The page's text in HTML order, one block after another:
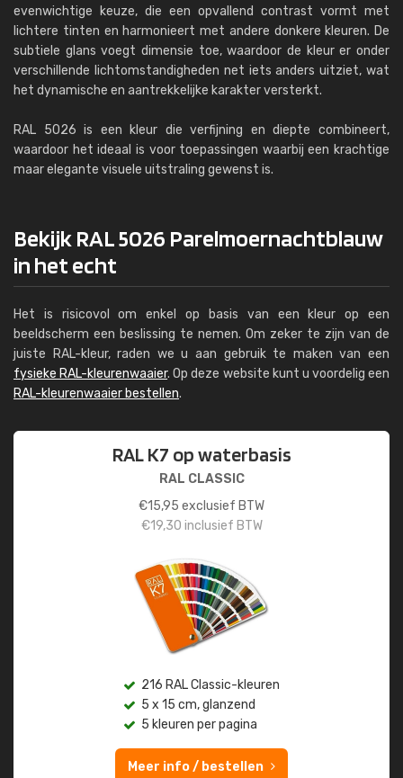
evenwichtige keuze, die een opvallend contrast vormt met
lichtere tinten en harmonieert met andere donkere kleuren. De
subtiele glans voegt dimensie toe, waardoor de kleur er onder
verschillende lichtomstandigheden net iets anders uitziet, wat
het dynamische en aantrekkelijke karakter versterkt.
RAL 5026 is een kleur die verfijning en diepte combineert,
waardoor het ideaal is voor toepassingen waarbij een krachtige
maar elegante visuele uitstraling gewenst is.
Bekijk RAL 5026 Parelmoernachtblauw
in het echt
Het is risicovol om enkel op basis van een kleur op een
beeldscherm een beslissing te nemen. Om zeker te zijn van de
juiste RAL-kleur, raden we u aan gebruik te maken van een
fysieke RAL-kleurenwaaier. Op deze website kunt u voordelig een
RAL-kleurenwaaier bestellen.
RAL K7 op waterbasis
RAL CLASSIC
€15,95 exclusief BTW
€19,30 inclusief BTW
216 RAL Classic-kleuren
5 x 15 cm, glanzend
5 kleuren per pagina
Meer info / bestellen